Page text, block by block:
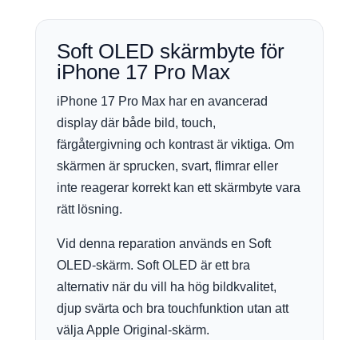
Soft OLED skärmbyte för
iPhone 17 Pro Max
iPhone 17 Pro Max har en avancerad
display där både bild, touch,
färgåtergivning och kontrast är viktiga. Om
skärmen är sprucken, svart, flimrar eller
inte reagerar korrekt kan ett skärmbyte vara
rätt lösning.
Vid denna reparation används en Soft
OLED-skärm. Soft OLED är ett bra
alternativ när du vill ha hög bildkvalitet,
djup svärta och bra touchfunktion utan att
välja Apple Original-skärm.